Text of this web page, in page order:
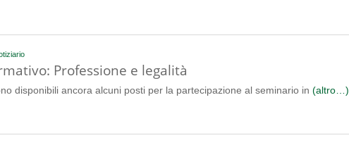
Professione e legalità
disponibili ancora alcuni posti per la partecipazione al seminario in (altro…)